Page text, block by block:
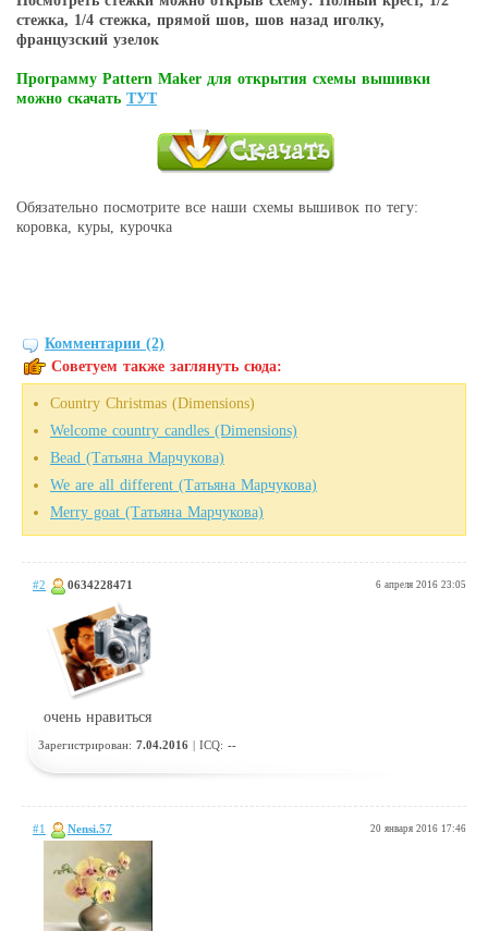
стежка, 1/4 стежка, прямой шов, шов назад иголку,
французский узелок
Программу Pattern Maker для открытия схемы вышивки
можно скачать ТУТ
Обязательно посмотрите все наши схемы вышивок по тегу:
коровка, куры, курочка
Комментарии (2)
Советуем также заглянуть сюда:
Country Christmas (Dimensions)
Welcome country candles (Dimensions)
Bead (Татьяна Марчукова)
We are all different (Татьяна Марчукова)
Merry goat (Татьяна Марчукова)
#2 0634228471 6 апреля 2016 23:05
очень нравиться
Зарегистрирован: 7.04.2016 | ICQ: --
#1 Nensi.57 20 января 2016 17:46